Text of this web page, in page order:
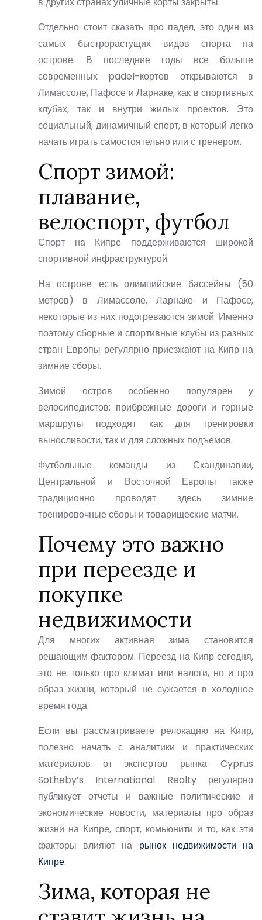
Отдельно стоит сказать про падел, это один из
самых быстрорастущих видов спорта на
острове. В последние годы все больше
современных padel-кортов открываются в
Лимассоле, Пафосе и Ларнаке, как в спортивных
клубах, так и внутри жилых проектов. Это
социальный, динамичный спорт, в который легко
начать играть самостоятельно или с тренером.
Спорт зимой:
плавание,
велоспорт, футбол
Спорт на Кипре поддерживаются широкой
спортивной инфраструктурой.
На острове естьолимпийские бассейны (50
метров) в Лимассоле, Ларнаке и Пафосе,
некоторые из них подогреваются зимой. Именно
поэтому сборные и спортивные клубы из разных
стран Европы регулярно приезжают на Кипр на
зимние сборы.
Зимой остров особенно популярен у
велосипедистов: прибрежные дороги и горные
маршруты подходят как для тренировки
выносливости, так и для сложных подъемов.
Футбольные команды из Скандинавии,
Центральной и Восточной Европы также
традиционно проводят здесь зимние
тренировочные сборы и товарищеские матчи.
Почему это важно
при переезде и
покупке
недвижимости
Для многих активная зима становится
решающим фактором. Переезд на Кипрсегодня,
это не только про климат или налоги, но и про
образ жизни, который не сужается в холодное
время года.
Если вы рассматриваете релокацию на Кипр,
полезно начать с аналитики и практических
материалов от экспертов рынка. Cyprus
Sotheby’s International Realtyрегулярно
публикует отчеты и важные политические и
экономические новости, материалы про образ
жизни на Кипре, спорт, комьюнити и то, как эти
факторы влияют на рынок недвижимости на
Кипре.
Зима, которая не